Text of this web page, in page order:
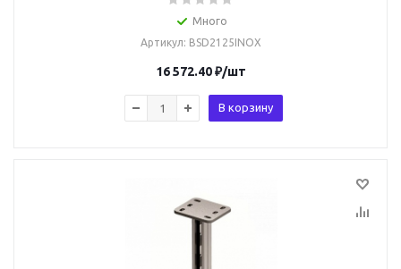
Много
Артикул: BSD2125INOX
16 572.40₽/шт
В корзину